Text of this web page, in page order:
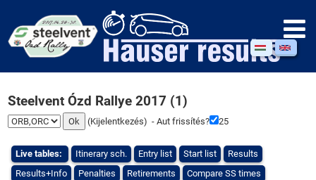
Steelvent Ózd Rallye 2017 (1)
(Kijelentkezés) - Aut frissítés? 25
Live tables: Itinerary sch. Entry list Start list
Results
Results+Info
Penalties Retirements
Compare SS times